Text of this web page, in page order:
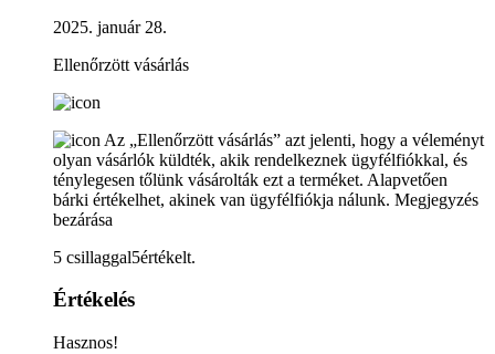
2025. január 28.
Ellenőrzött vásárlás
Az „Ellenőrzött vásárlás” azt jelenti, hogy a véleményt
olyan vásárlók küldték, akik rendelkeznek ügyfélfiókkal, és
ténylegesen tőlünk vásárolták ezt a terméket. Alapvetően
bárki értékelhet, akinek van ügyfélfiókja nálunk. Megjegyzés
bezárása
5 csillaggal5értékelt.
Értékelés
Hasznos!